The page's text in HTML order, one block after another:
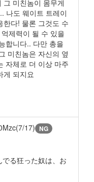
그 미친놈이 몸무게
나도 웨이트 트레이
한다! 물론 그것도 수
제력이 될 수 있을
합니다.. 다만 총을
미친놈은 자신의 옆
자체로 더 이상 마주
게 되지요
17) NG
る狂った奴は、お